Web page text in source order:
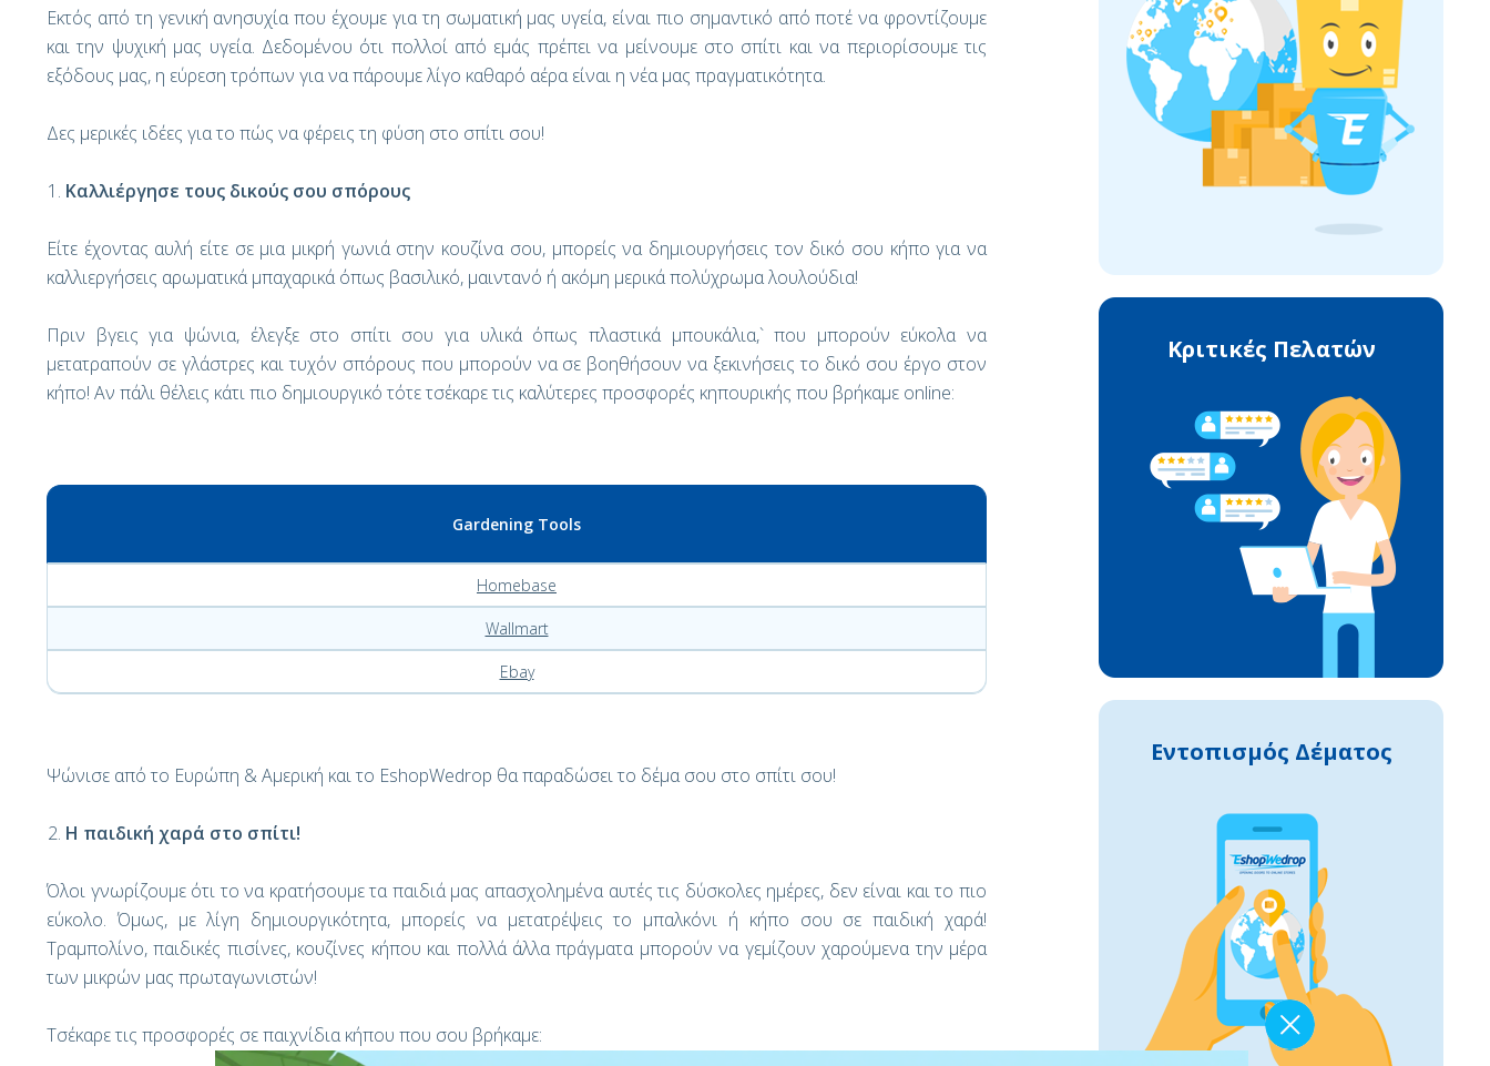
Εκτός από τη γενική ανησυχία που έχουμε για τη σωματική μας υγεία, είναι πιο σημαντικό από ποτέ να φροντίζουμε
και την ψυχική μας υγεία. Δεδομένου ότι πολλοί από εμάς πρέπει να μείνουμε στο σπίτι και να περιορίσουμε τις
εξόδους μας, η εύρεση τρόπων για να πάρουμε λίγο καθαρό αέρα είναι η νέα μας πραγματικότητα.
Δες μερικές ιδέες για το πώς να φέρεις τη φύση στο σπίτι σου!
Καλλιέργησε τους δικούς σου σπόρους
Είτε έχοντας αυλή είτε σε μια μικρή γωνιά στην κουζίνα σου, μπορείς να δημιουργήσεις τον δικό σου κήπο για να
καλλιεργήσεις αρωματικά μπαχαρικά όπως βασιλικό, μαιντανό ή ακόμη μερικά πολύχρωμα λουλούδια!
Πριν βγεις για ψώνια, έλεγξε στο σπίτι σου για υλικά όπως πλαστικά μπουκάλια,` που μπορούν εύκολα να
μετατραπούν σε γλάστρες και τυχόν σπόρους που μπορούν να σε βοηθήσουν να ξεκινήσεις το δικό σου έργο στον
κήπο! Αν πάλι θέλεις κάτι πιο δημιουργικό τότε τσέκαρε τις καλύτερες προσφορές κηπουρικής που βρήκαμε online:
Gardening Tools
Homebase
Wallmart
Ebay
Ψώνισε από το Ευρώπη & Αμερική και το EshopWedrop θα παραδώσει το δέμα σου στο σπίτι σου!
Η παιδική χαρά στο σπίτι!
Όλοι γνωρίζουμε ότι το να κρατήσουμε τα παιδιά μας απασχολημένα αυτές τις δύσκολες ημέρες, δεν είναι και το πιο
εύκολο. Όμως, με λίγη δημιουργικότητα, μπορείς να μετατρέψεις το μπαλκόνι ή κήπο σου σε παιδική χαρά!
Τραμπολίνο, παιδικές πισίνες, κουζίνες κήπου και πολλά άλλα πράγματα μπορούν να γεμίζουν χαρούμενα την μέρα
των μικρών μας πρωταγωνιστών!
Τσέκαρε τις προσφορές σε παιχνίδια κήπου που σου βρήκαμε:
Κριτικές Πελατών
Εντοπισμός Δέματος